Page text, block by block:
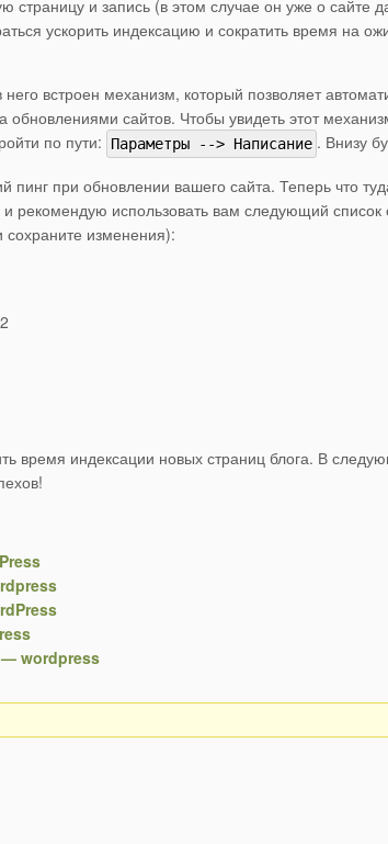
страницу и запись (в этом случае он уже о сайте
ускорить индексацию и сократить время на
встроен механизм, который позволяет
обновлениями сайтов. Чтобы увидеть этот
по пути:
Параметры --> Написание . Внизу
пинг при обновлении вашего сайта. Теперь что
рекомендую использовать вам следующий список
сохраните изменения):
время индексации новых страниц блога. В
— wordpress